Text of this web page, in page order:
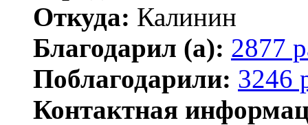
Откуда: Калинин
Благодарил (а): 2877
Поблагодарили: 3246
Контактная